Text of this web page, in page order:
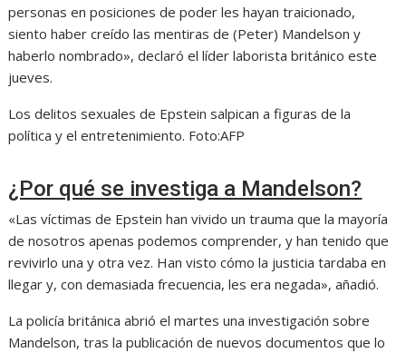
personas en posiciones de poder les hayan traicionado,
siento haber creído las mentiras de (Peter) Mandelson y
haberlo nombrado», declaró el líder laborista británico este
jueves.
Los delitos sexuales de Epstein salpican a figuras de la
política y el entretenimiento. Foto:AFP
¿Por qué se investiga a Mandelson?
«Las víctimas de Epstein han vivido un trauma que la mayoría
de nosotros apenas podemos comprender, y han tenido que
revivirlo una y otra vez. Han visto cómo la justicia tardaba en
llegar y, con demasiada frecuencia, les era negada», añadió.
La policía británica abrió el martes una investigación sobre
Mandelson, tras la publicación de nuevos documentos que lo